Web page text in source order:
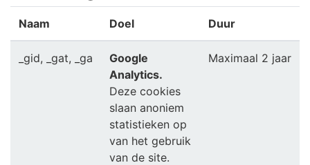
Naam Doel Duur
_gid, _gat, _ga
Google
Analytics.
Deze cookies
slaan anoniem
statistieken op
van het gebruik
van de site.
Maximaal 2 jaar